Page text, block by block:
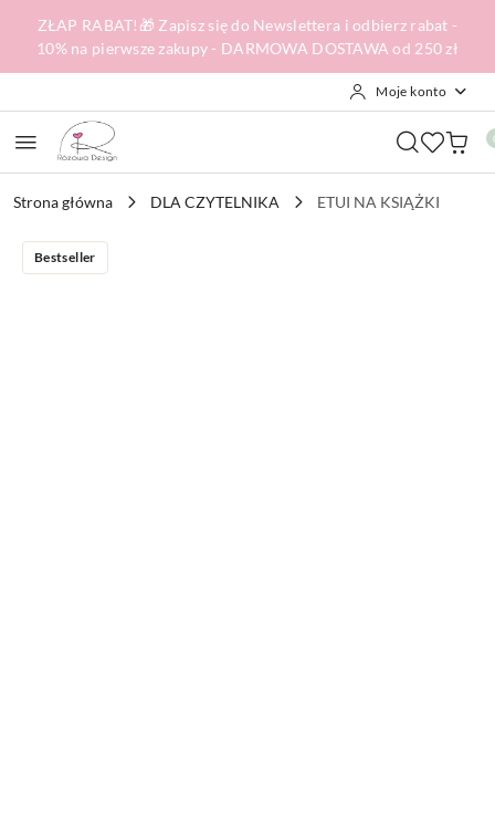
Przejdź do treści głównej
Przejdź do wyszukiwarki
Przejdź do moje konto
Przejdź do menu głównego
Przejdź do opisu produktu
Przejdź do stopki
ZŁAP RABAT!🎁 Zapisz się do Newslettera i odbierz rabat -
10% na pierwsze zakupy - DARMOWA DOSTAWA od 250 zł
Moje konto
Strona główna DLA CZYTELNIKA ETUI NA KSIĄŻKI
Bestseller